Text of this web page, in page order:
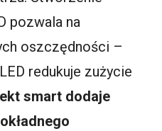
pozwala na
oszczędności –
redukuje zużycie
smart dodaje